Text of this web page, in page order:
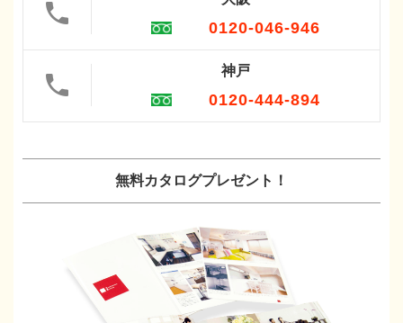
0120-046-946
神戸
0120-444-894
無料カタログプレゼント！